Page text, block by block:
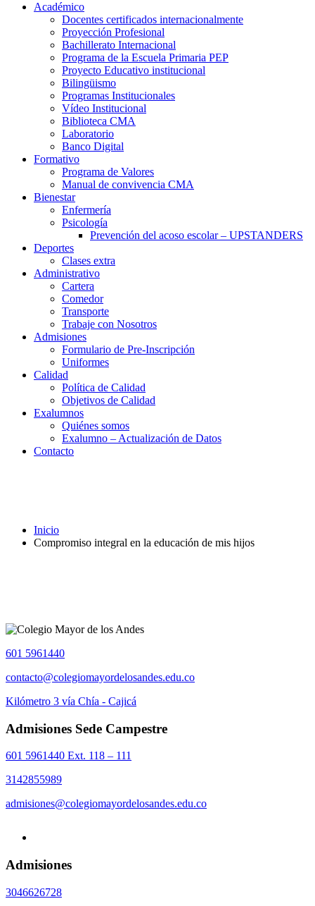
Académico
Docentes certificados internacionalmente
Proyección Profesional
Bachillerato Internacional
Programa de la Escuela Primaria PEP
Proyecto Educativo institucional
Bilingüismo
Programas Institucionales
Vídeo Institucional
Biblioteca CMA
Laboratorio
Banco Digital
Formativo
Programa de Valores
Manual de convivencia CMA
Bienestar
Enfermería
Psicología
Prevención del acoso escolar – UPSTANDERS
Deportes
Clases extra
Administrativo
Cartera
Comedor
Transporte
Trabaje con Nosotros
Admisiones
Formulario de Pre-Inscripción
Uniformes
Calidad
Política de Calidad
Objetivos de Calidad
Exalumnos
Quiénes somos
Exalumno – Actualización de Datos
Contacto
Inicio
Compromiso integral en la educación de mis hijos
601 5961440
contacto@colegiomayordelosandes.edu.co
Kilómetro 3 vía Chía - Cajicá
Admisiones Sede Campestre
601 5961440 Ext. 118 – 111
3142855989
admisiones@colegiomayordelosandes.edu.co
Admisiones
3046626728